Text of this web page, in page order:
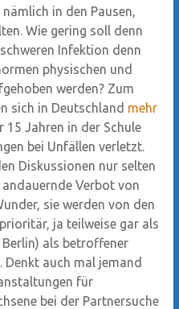
in den Pausen,
Wie gering soll denn
Infektion denn
physischen und
werden? Zum
sich in Deutschland mehr
15 Jahren in der Schule
bei Unfällen verletzt.
Diskussionen nur selten
Verbot von
sie werden von den
ja teilweise gar als
als betroffener
auch mal jemand
für
bei der Partnersuche